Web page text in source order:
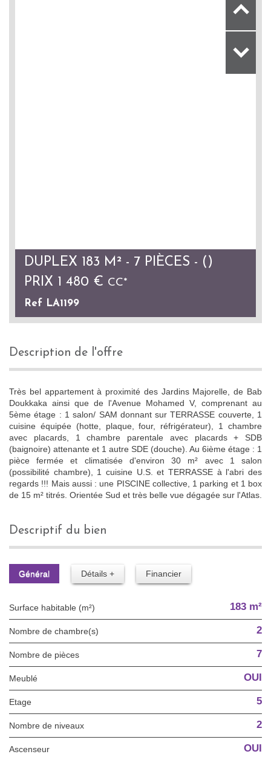
DUPLEX 183 M² - 7 PIÈCES - ()
PRIX 1 480 € CC*
Ref LA1199
description de l'offre
Très bel appartement à proximité des Jardins Majorelle, de Bab
Doukkaka ainsi que de l'Avenue Mohamed V, comprenant au
5ème étage : 1 salon/ SAM donnant sur TERRASSE couverte, 1
cuisine équipée (hotte, plaque, four, réfrigérateur), 1 chambre
avec placards, 1 chambre parentale avec placards + SDB
(baignoire) attenante et 1 autre SDE (douche). Au 6ième étage : 1
pièce fermée et climatisée d'environ 30 m² avec 1 salon
(possibilité chambre), 1 cuisine U.S. et TERRASSE à l'abri des
regards !!! Mais aussi : une PISCINE collective, 1 parking et 1 box
de 15 m² titrés. Orientée Sud et très belle vue dégagée sur l'Atlas.
descriptif du bien
Général Détails + Financier
Surface habitable (m²) 183 m²
Nombre de chambre(s) 2
Nombre de pièces 7
Meublé OUI
Etage 5
Nombre de niveaux 2
Ascenseur OUI